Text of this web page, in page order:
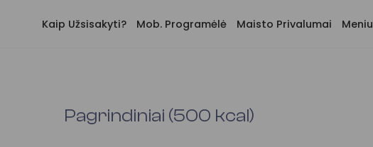
Kaip Užsisakyti? Mob. Programėlė Maisto Privalumai Meniu
Pagrindiniai (500 kcal)